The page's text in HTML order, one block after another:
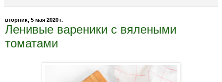
вторник, 5 мая 2020 г.
Ленивые вареники с вялеными
томатами